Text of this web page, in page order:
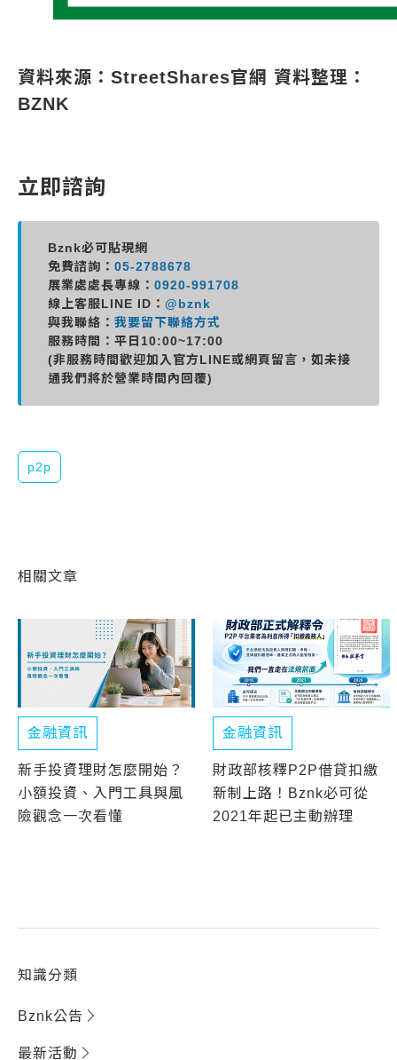
資料來源： StreetShares官網 資料整理：
BZNK
立即諮詢
Bznk必可貼現網
免費諮詢： 05-2788678
展業處處長專線： 0920-991708
線上客服LINE ID： @bznk
與我聯絡： 我要留下聯絡方式
服務時間：平日10:00~17:00
(非服務時間歡迎加入官方LINE或網頁留言，如未接
通我們將於營業時間內回覆)
p2p
相關文章
金融資訊
新手投資理財怎麼開始？
小額投資、入門工具與風
險觀念一次看懂
金融資訊
財政部核釋P2P借貸扣繳
新制上路！Bznk必可從
2021年起已主動辦理
知識分類
Bznk公告
最新活動